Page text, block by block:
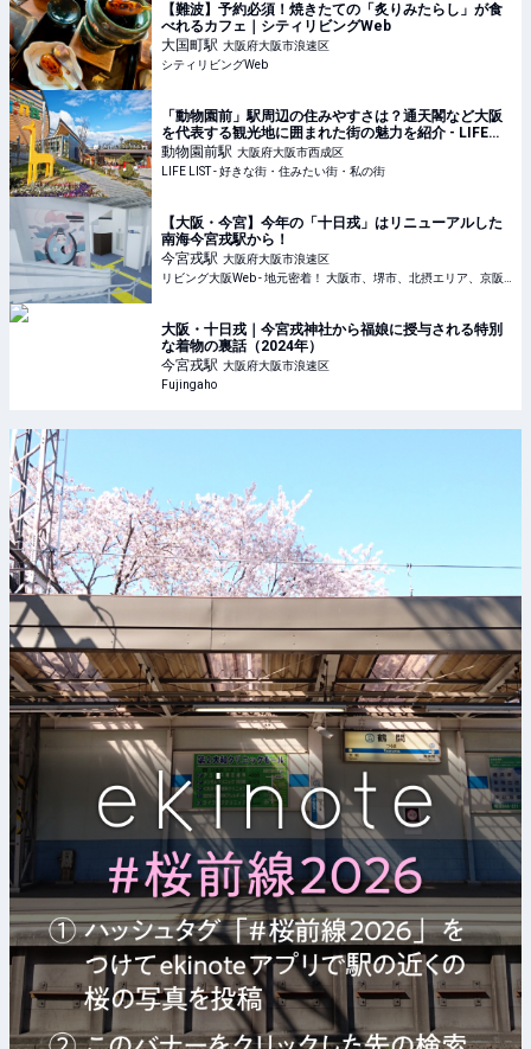
【難波】予約必須！焼きたての「炙りみたらし」が食
べれるカフェ｜シティリビングWeb
大国町駅 大阪府大阪市浪速区
シティリビングWeb
「動物園前」駅周辺の住みやすさは？通天閣など大阪
を代表する観光地に囲まれた街の魅力を紹介 - LIFE
LIST - 好きな街・住みたい街・私の街
動物園前駅 大阪府大阪市西成区
LIFE LIST - 好きな街・住みたい街・私の街
【大阪・今宮】今年の「十日戎」はリニューアルした
南海今宮戎駅から！
今宮戎駅 大阪府大阪市浪速区
大阪・十日戎｜今宮戎神社から福娘に授与される特別
な着物の裏話（2024年）
今宮戎駅 大阪府大阪市浪速区
Fujingaho